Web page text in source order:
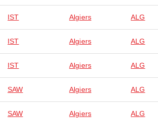
IST Algiers ALG
IST Algiers ALG
IST Algiers ALG
SAW Algiers ALG
SAW Algiers ALG